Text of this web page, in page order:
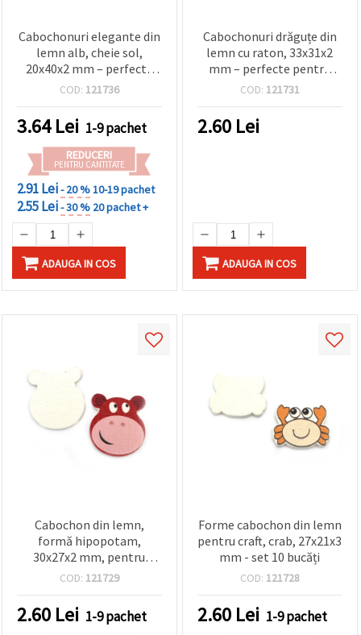
Cabochonuri elegante din
lemn alb, cheie sol,
20x40x2 mm – perfecte
pentru hobby,
DIY creative, set de 10 buc.
COD: 121736
3.64Lei 1-9 pachet
REDUCERI
PENTRU CANTITATE
2.91 Lei- 20 %10-19 pachet
2.55 Lei- 30 % 20 pachet +
ADAUGA IN COS
Cabochonuri drăguțe din
lemn cu raton, 33x31x2
mm – perfecte pentru
crafturi pentru copii,
decorațiuni DIY, set de 10
bucăți
COD: 121731
2.60 Lei
ADAUGA IN COS
Cabochon din lemn,
formă hipopotam,
30x27x2 mm, pentru
proiecte handmade și
set 10 bucăți
COD: 121729
2.60 Lei 1-9 pachet
Forme cabochon din lemn
pentru craft, crab, 27x21x3
mm - set 10 bucăți
COD: 121728
2.60 Lei 1-9 pachet